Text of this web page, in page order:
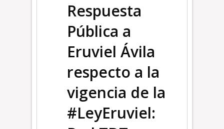
Respuesta
Pública a
Eruviel Ávila
respecto a la
vigencia de la
#LeyEruviel: